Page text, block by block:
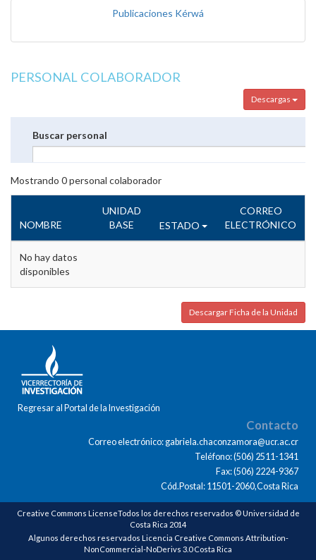
Publicaciones Kérwá
PERSONAL COLABORADOR
Descargas
Buscar personal
Mostrando 0personal colaborador
NOMBRE
UNIDAD
BASE
ESTADO
CORREO
ELECTRÓNICO
No hay datos
disponibles
Descargar Ficha de la Unidad
Regresar al Portal de la Investigación
Contacto
Correo electrónico: gabriela.chaconzamora@ucr.ac.cr
Teléfono: (506) 2511-1341
Fax: (506) 2224-9367
Cód.Postal: 11501-2060,Costa Rica
Creative Commons LicenseTodos los derechos reservados © Universidad de
Costa Rica 2014
Algunos derechos reservados Licencia Creative Commons Attribution-
NonCommercial-NoDerivs 3.0 Costa Rica